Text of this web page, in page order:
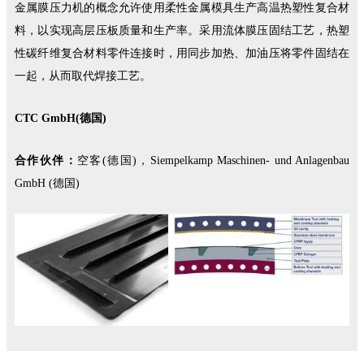
金属膜压力机的概念允许使用柔性金属模具生产高温热塑性复合材
料，以实现高层压板质量和生产率。采用流体膜压固结工艺，热塑
性碳纤维复合材料零件连接时，用同步加热、加油压将零件固结在
一起，从而取代焊接工艺。
CTC GmbH(德国)
合作伙伴： 空客(德国)，Siempelkamp Maschinen- und Anlagenbau
GmbH (德国)